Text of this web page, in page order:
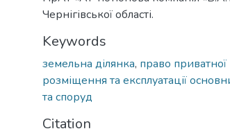
Чернігівської області.
Keywords
земельна ділянка, право приватної
розміщення та експлуатації
та споруд
Citation